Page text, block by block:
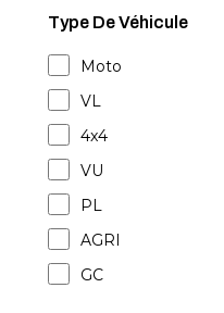
Type De Véhicule
Moto
VL
4x4
VU
PL
AGRI
GC